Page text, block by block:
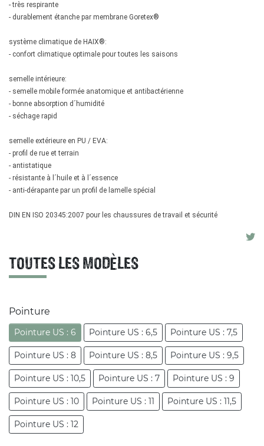
- très respirante
- durablement étanche par membrane Goretex®
système climatique de HAIX®:
- confort climatique optimale pour toutes les saisons
semelle intérieure:
- semelle mobile formée anatomique et antibactérienne
- bonne absorption d´humidité
- séchage rapid
semelle extérieure en PU / EVA:
- profil de rue et terrain
- antistatique
- résistante à l´huile et à l´essence
- anti-dérapante par un profil de lamelle spécial
DIN EN ISO 20345:2007 pour les chaussures de travail et sécurité
TOUTES LES MODÈLES
Pointure
Pointure US : 6 Pointure US : 6,5 Pointure US : 7,5
Pointure US : 8 Pointure US : 8,5 Pointure US : 9,5
Pointure US : 10,5 Pointure US : 7 Pointure US : 9
Pointure US : 10 Pointure US : 11 Pointure US : 11,5
Pointure US : 12